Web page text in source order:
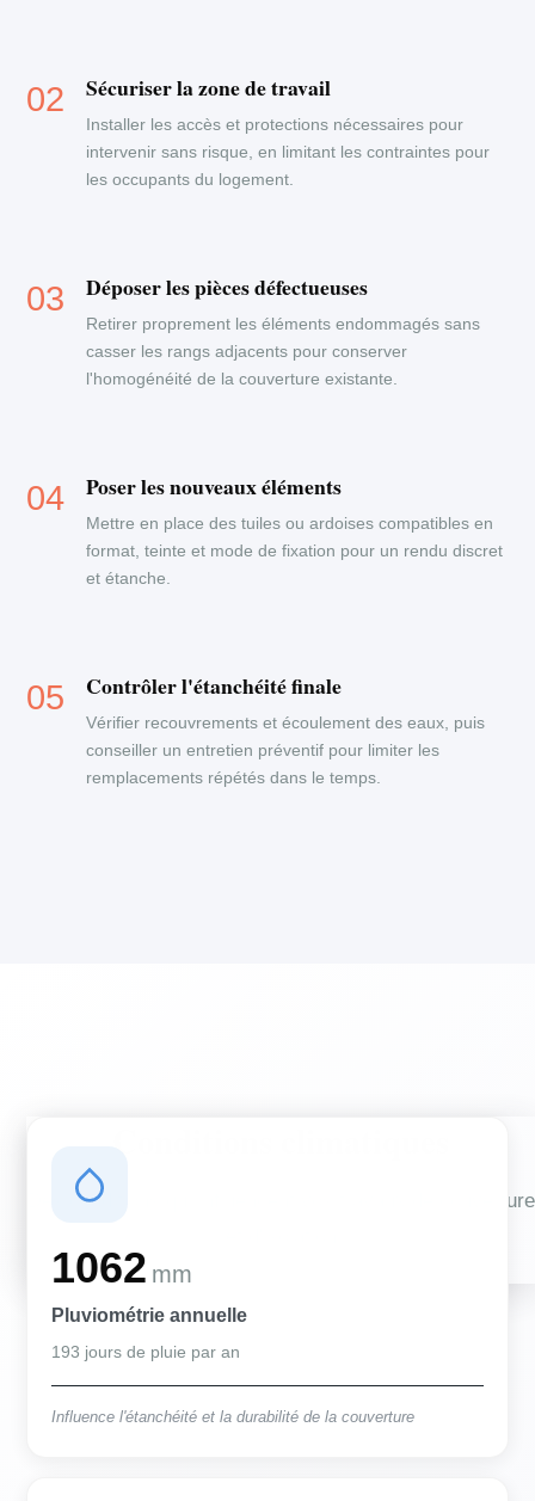
Sécuriser la zone de travail
Installer les accès et protections nécessaires pour
intervenir sans risque, en limitant les contraintes pour
les occupants du logement.
Déposer les pièces défectueuses
Retirer proprement les éléments endommagés sans
casser les rangs adjacents pour conserver
l'homogénéité de la couverture existante.
Poser les nouveaux éléments
Mettre en place des tuiles ou ardoises compatibles en
format, teinte et mode de fixation pour un rendu discret
et étanche.
Contrôler l'étanchéité finale
Vérifier recouvrements et écoulement des eaux, puis
conseiller un entretien préventif pour limiter les
remplacements répétés dans le temps.
Des conditions qui influencent vos travaux de couverture
1062 mm
Pluviométrie annuelle
193 jours de pluie par an
Influence l'étanchéité et la durabilité de la couverture